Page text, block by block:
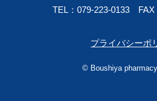
TEL：079-223-0133
プライバシーポ
© Boushiya